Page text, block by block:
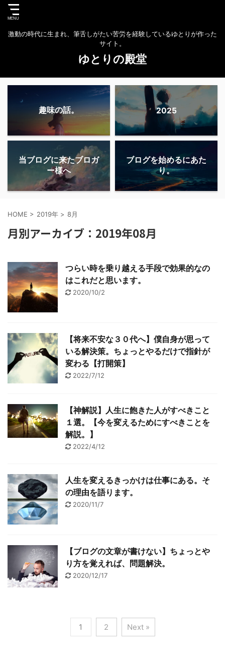
激動の時代に生まれ、筆舌しがたい苦労を経験しているゆとりが作った
サイト。
ゆとりの殿堂
趣味の話。 2025
当ブログに来たブロガ
ー様へ
ブログを始めるにあた
り。
HOME > 2019年 > 8月
月別アーカイブ：2019年08月
つらい時を乗り越える手段で効果的なの
はこれだと思います。
2020/10/2
【将来不安な３０代へ】僕自身が思って
いる解決策。ちょっとやるだけで指針が
変わる【打開策】
2022/7/12
【神解説】人生に飽きた人がすべきこと
１選。【今を変えるためにすべきことを
解説。】
2022/4/12
人生を変えるきっかけは仕事にある。そ
の理由を語ります。
2020/11/7
【ブログの文章が書けない】ちょっとや
り方を覚えれば、問題解決。
2020/12/17
1 2 Next »